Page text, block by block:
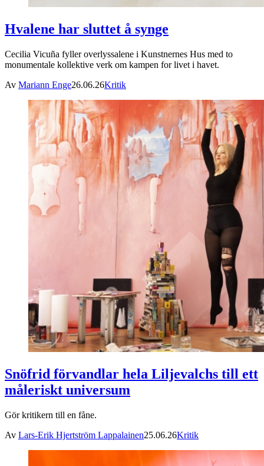
Hvalene har sluttet å synge
Cecilia Vicuña fyller overlyssalene i Kunstnernes Hus med to
monumentale kollektive verk om kampen for livet i havet.
Av Mariann Enge26.06.26Kritik
Snöfrid förvandlar hela Liljevalchs till ett
måleriskt universum
Gör kritikern till en fåne.
Av Lars-Erik Hjertström Lappalainen25.06.26Kritik